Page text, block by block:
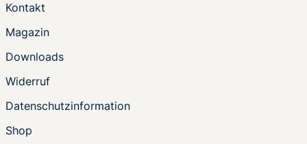
Kontakt
Magazin
Downloads
Widerruf
Datenschutzinformation
Shop